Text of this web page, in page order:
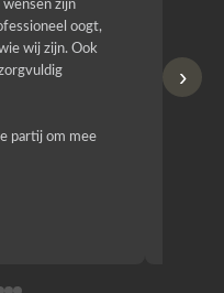
zijn
oogt,
wij zijn. Ook
partij om mee
›